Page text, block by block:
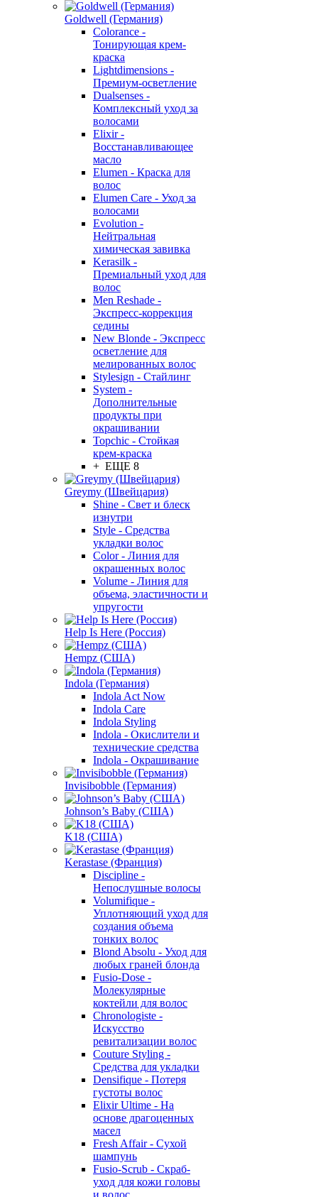
Goldwell (Германия)
Colorance -
Тонирующая крем-
краска
Lightdimensions -
Премиум-осветление
Dualsenses -
Комплексный уход за
волосами
Elixir -
Восстанавливающее
масло
Elumen - Краска для
волос
Elumen Care - Уход за
волосами
Evolution -
Нейтральная
химическая завивка
Kerasilk -
Премиальный уход для
волос
Men Reshade -
Экспресс-коррекция
седины
New Blonde - Экспресс
осветление для
мелированных волос
Stylesign - Стайлинг
System -
Дополнительные
продукты при
окрашивании
Topchic - Стойкая
крем-краска
+ ЕЩЕ 8
Greymy (Швейцария)
Shine - Свет и блеск
изнутри
Style - Средства
укладки волос
Color - Линия для
окрашенных волос
Volume - Линия для
объема, эластичности и
упругости
Help Is Here (Россия)
Hempz (США)
Indola (Германия)
Indola Act Now
Indola Care
Indola Styling
Indola - Окислители и
технические средства
Indola - Окрашивание
Invisibobble (Германия)
Johnson’s Baby (США)
K18 (США)
Kerastase (Франция)
Discipline -
Непослушные волосы
Volumifique -
Уплотняющий уход для
создания объема
тонких волос
Blond Absolu - Уход для
любых граней блонда
Fusio-Dose -
Молекулярные
коктейли для волос
Chronologiste -
Искусство
ревитализации волос
Couture Styling -
Средства для укладки
Densifique - Потеря
густоты волос
Elixir Ultime - На
основе драгоценных
масел
Fresh Affair - Сухой
шампунь
Fusio-Scrub - Скраб-
уход для кожи головы
и волос